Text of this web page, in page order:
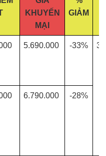
KHUYẾN
MẠI
GIẢM
5.690.000 -33%
6.790.000 -28%